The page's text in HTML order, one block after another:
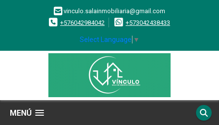
vinculo.salainmobiliaria@gmail.com
+576042984042
+573042438433
Select Language ▼
MENÚ